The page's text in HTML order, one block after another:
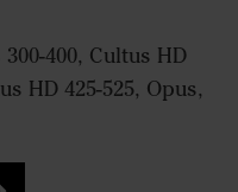
400, Cultus HD
HD 425-525, Opus,